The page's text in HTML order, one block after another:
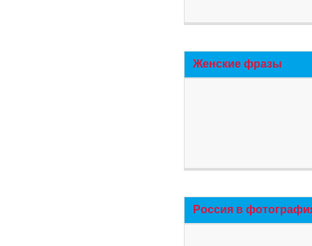
Женские фразы
Россия в